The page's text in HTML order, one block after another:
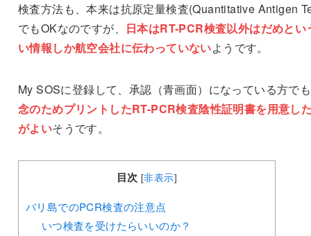
検査方法も、本来は抗原定量検査(Quantitative Antigen
でもOKなのですが、 日本はRT-PCR検査以外はだめとい
い情報しか航空会社に伝わっていないようです。
My SOSに登録して、承認（青画面）になっている方で
念のためプリントしたRT-PCR検査陰性証明書を用意し
がよいそうです。
目次 [非表示]
バリ島でのPCR検査の注意点
いつ検査を受けたらいいのか？